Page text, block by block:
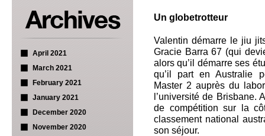
April 2021
March 2021
February 2021
January 2021
December 2020
November 2020
Un globetrotteur
Valentin démarre le jiu
Gracie Barra 67 (qui
alors qu’il démarre ses
qu’il part en Australie
Master 2 auprès du
l’université de Brisbane.
de compétition sur la
classement national
son séjour.